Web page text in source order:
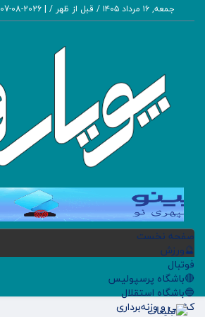
جمعه, ۱۶ مرداد ۱۴۰۵ / قبل از ظهر / |
2026-08-07
صفحه نخست
🔮ورزش
فوتبال
🔴باشگاه پرسپولیس
🔵باشگاه استقلال
کشتی و وزنه‌برداری